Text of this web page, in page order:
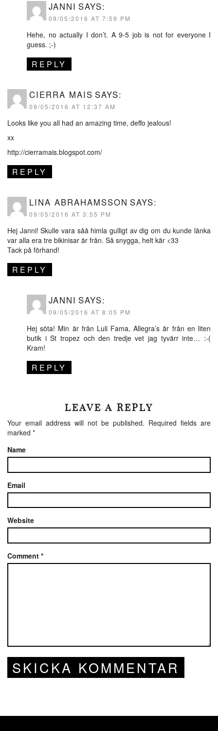
JANNI SAYS:
09/05/2016 AT 7:59 PM
Hehe, no actually I don’t. A 9-5 job is not for everyone I
guess. ;-)
REPLY
CIERRA MAIS SAYS:
09/05/2016 AT 12:37 AM
Looks like you all had an amazing time, deffo jealous!
xx
http://cierramais.blogspot.com/
REPLY
LINA ABRAHAMSSON SAYS:
09/05/2016 AT 3:55 PM
Hej Janni! Skulle vara såå himla gulligt av dig om du kunde länka
var alla era tre bikinisar är från. Så snygga, helt kär <33
Tack på förhand!
REPLY
JANNI SAYS:
09/05/2016 AT 8:05 PM
Hej söta! Min är från Luli Fama, Allegra’s är från en liten
butik i St tropez och den tredje vet jag tyvärr inte… :-(
Kram!
REPLY
LEAVE A REPLY
Your email address will not be published. Required fields are
marked *
Name
Email
Website
Comment *
SKICKA KOMMENTAR